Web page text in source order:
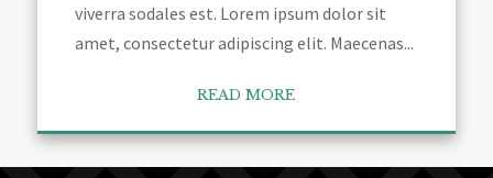
viverra sodales est. Lorem ipsum dolor sit
amet, consectetur adipiscing elit. Maecenas...
READ MORE